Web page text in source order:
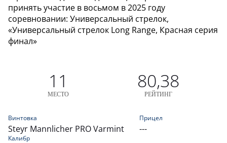
принять участие в восьмом в 2025 году
соревновании: Универсальный стрелок,
«Универсальный стрелок Long Range, Красная серия
финал»
11
МЕСТО
80,38
РЕЙТИНГ
Винтовка
Steyr Mannlicher PRO Varmint
Прицел
---
Калибр